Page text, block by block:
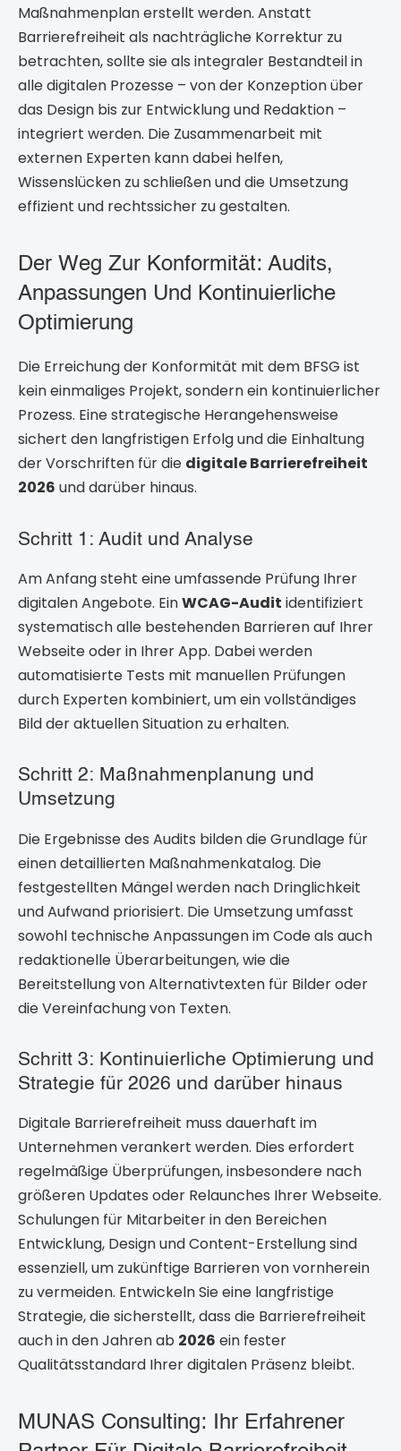
Maßnahmenplan erstellt werden. Anstatt
Barrierefreiheit als nachträgliche Korrektur zu
betrachten, sollte sie als integraler Bestandteil in
alle digitalen Prozesse – von der Konzeption über
das Design bis zur Entwicklung und Redaktion –
integriert werden. Die Zusammenarbeit mit
externen Experten kann dabei helfen,
Wissenslücken zu schließen und die Umsetzung
effizient und rechtssicher zu gestalten.
Der Weg Zur Konformität: Audits,
Anpassungen Und Kontinuierliche
Optimierung
Die Erreichung der Konformität mit dem BFSG ist
kein einmaliges Projekt, sondern ein kontinuierlicher
Prozess. Eine strategische Herangehensweise
sichert den langfristigen Erfolg und die Einhaltung
der Vorschriften für die digitale Barrierefreiheit
2026 und darüber hinaus.
Schritt 1: Audit und Analyse
Am Anfang steht eine umfassende Prüfung Ihrer
digitalen Angebote. EinWCAG-Audit identifiziert
systematisch alle bestehenden Barrieren auf Ihrer
Webseite oder in Ihrer App. Dabei werden
automatisierte Tests mit manuellen Prüfungen
durch Experten kombiniert, um ein vollständiges
Bild der aktuellen Situation zu erhalten.
Schritt 2: Maßnahmenplanung und
Umsetzung
Die Ergebnisse des Audits bilden die Grundlage für
einen detaillierten Maßnahmenkatalog. Die
festgestellten Mängel werden nach Dringlichkeit
und Aufwand priorisiert. Die Umsetzung umfasst
sowohl technische Anpassungen im Code als auch
redaktionelle Überarbeitungen, wie die
Bereitstellung von Alternativtexten für Bilder oder
die Vereinfachung von Texten.
Schritt 3: Kontinuierliche Optimierung und
Strategie für 2026 und darüber hinaus
Digitale Barrierefreiheit muss dauerhaft im
Unternehmen verankert werden. Dies erfordert
regelmäßige Überprüfungen, insbesondere nach
größeren Updates oder Relaunches Ihrer Webseite.
Schulungen für Mitarbeiter in den Bereichen
Entwicklung, Design und Content-Erstellung sind
essenziell, um zukünftige Barrieren von vornherein
zu vermeiden. Entwickeln Sie eine langfristige
Strategie, die sicherstellt, dass die Barrierefreiheit
auch in den Jahren ab 2026 ein fester
Qualitätsstandard Ihrer digitalen Präsenz bleibt.
MUNAS Consulting: Ihr Erfahrener